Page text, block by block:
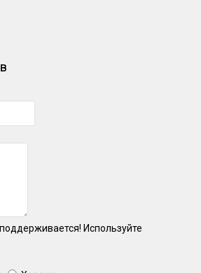
Используйте